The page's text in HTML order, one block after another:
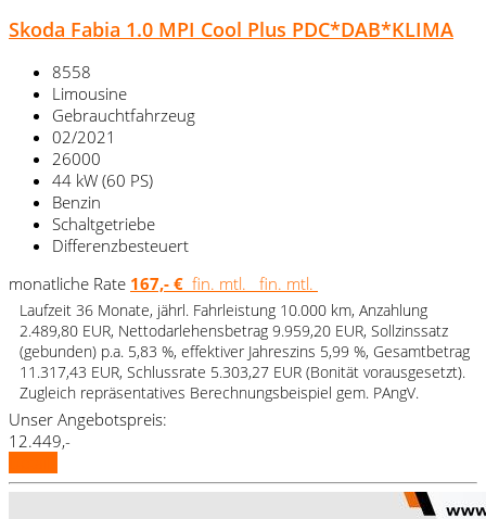
Skoda Fabia 1.0 MPI Cool Plus PDC*DAB*KLIMA
8558
Limousine
Gebrauchtfahrzeug
02/2021
26000
44 kW (60 PS)
Benzin
Schaltgetriebe
Differenzbesteuert
monatliche Rate 167,- € fin. mtl. fin. mtl.
Laufzeit 36 Monate, jährl. Fahrleistung 10.000 km, Anzahlung
2.489,80 EUR, Nettodarlehensbetrag 9.959,20 EUR, Sollzinssatz
(gebunden) p.a. 5,83 %, effektiver Jahreszins 5,99 %, Gesamtbetrag
11.317,43 EUR, Schlussrate 5.303,27 EUR (Bonität vorausgesetzt).
Zugleich repräsentatives Berechnungsbeispiel gem. PAngV.
Unser Angebotspreis:
12.449,-